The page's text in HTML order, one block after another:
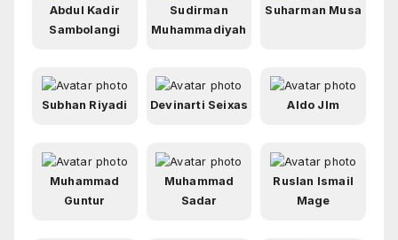
Abdul Kadir
Sambolangi
Sudirman
Muhammadiyah
Suharman Musa
Subhan Riyadi Devinarti Seixas Aldo Jlm
Muhammad
Guntur
Muhammad
Sadar
Ruslan Ismail
Mage